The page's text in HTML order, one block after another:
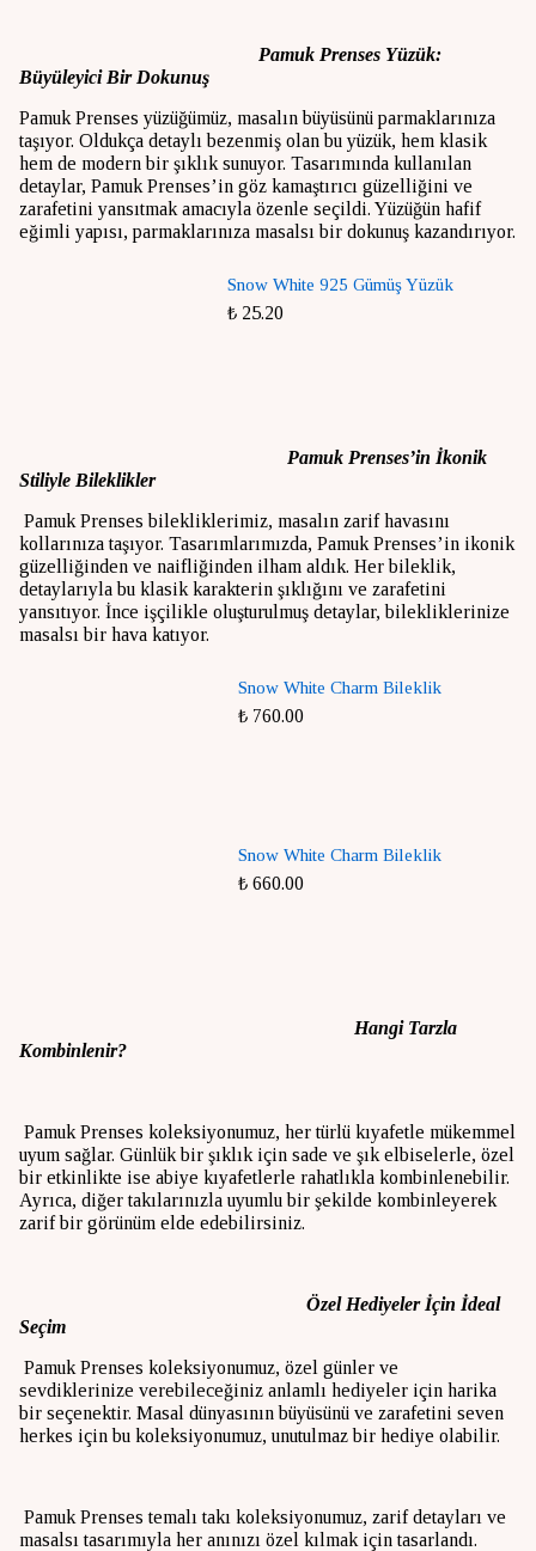
Pamuk Prenses Yüzük:
Büyüleyici Bir Dokunuş
Pamuk Prenses yüzüğümüz, masalın büyüsünü parmaklarınıza
taşıyor. Oldukça detaylı bezenmiş olan bu yüzük, hem klasik
hem de modern bir şıklık sunuyor. Tasarımında kullanılan
detaylar, Pamuk Prenses’in göz kamaştırıcı güzelliğini ve
zarafetini yansıtmak amacıyla özenle seçildi. Yüzüğün hafif
eğimli yapısı, parmaklarınıza masalsı bir dokunuş kazandırıyor.
Snow White 925 Gümüş Yüzük
₺ 25.20
Pamuk Prenses’in İkonik
Stiliyle Bileklikler
Pamuk Prenses bilekliklerimiz, masalın zarif havasını
kollarınıza taşıyor. Tasarımlarımızda, Pamuk Prenses’in ikonik
güzelliğinden ve naifliğinden ilham aldık. Her bileklik,
detaylarıyla bu klasik karakterin şıklığını ve zarafetini
yansıtıyor. İnce işçilikle oluşturulmuş detaylar, bilekliklerinize
masalsı bir hava katıyor.
Snow White Charm Bileklik
₺ 760.00
Snow White Charm Bileklik
₺ 660.00
Hangi Tarzla
Kombinlenir?
Pamuk Prenses koleksiyonumuz, her türlü kıyafetle mükemmel
uyum sağlar. Günlük bir şıklık için sade ve şık elbiselerle, özel
bir etkinlikte ise abiye kıyafetlerle rahatlıkla kombinlenebilir.
Ayrıca, diğer takılarınızla uyumlu bir şekilde kombinleyerek
zarif bir görünüm elde edebilirsiniz.
Özel Hediyeler İçin İdeal
Seçim
Pamuk Prenses koleksiyonumuz, özel günler ve
sevdiklerinize verebileceğiniz anlamlı hediyeler için harika
bir seçenektir. Masal dünyasının büyüsünü ve zarafetini seven
herkes için bu koleksiyonumuz, unutulmaz bir hediye olabilir.
Pamuk Prenses temalı takı koleksiyonumuz, zarif detayları ve
masalsı tasarımıyla her anınızı özel kılmak için tasarlandı.